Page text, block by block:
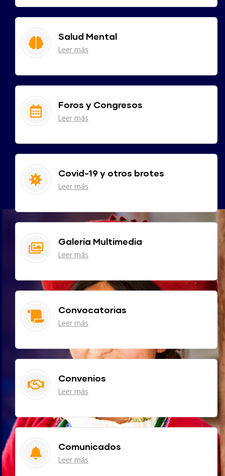
Salud Mental
Leer más
Foros y Congresos
Leer más
Covid-19 y otros brotes
Leer más
Galería Multimedia
Leer más
Convocatorias
Leer más
Convenios
Leer más
Comunicados
Leer más